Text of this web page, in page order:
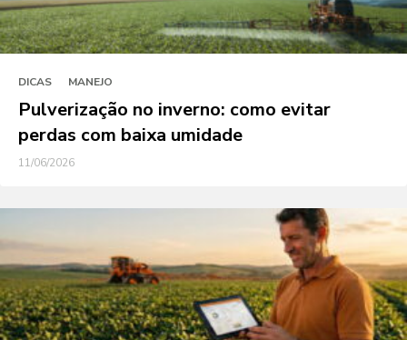
DICAS MANEJO
Pulverização no inverno: como evitar
perdas com baixa umidade
11/06/2026